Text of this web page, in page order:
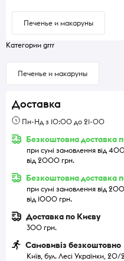
Печенье и макаруны
Категории grrr
Печенье и макаруны
Доставка
Пн-Нд з 10:00 до 21-00
Безкоштовна доставка
при сумі замовлення від
від 2000 грн.
Безкоштовна доставка
при сумі замовлення від
від 1000 грн.
Доставка по Києву
300 грн.
Самовивіз безкоштовно
Київ, бул. Лесі Українки, 20/